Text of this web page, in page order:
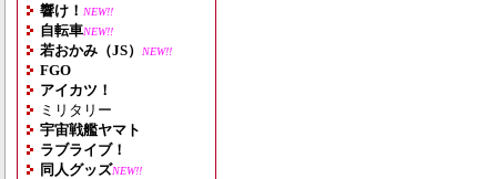
響け！ NEW!!
自転車NEW!!
若おかみ（JS） NEW!!
FGO
アイカツ！
ミリタリー
宇宙戦艦ヤマト
ラブライブ！
同人グッズNEW!!